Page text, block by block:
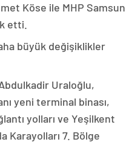
Köse ile MHP Samsun
etti.
büyük değişiklikler
Uraloğlu,
yeni terminal binası,
yolları ve Yeşilkent
Karayolları 7. Bölge